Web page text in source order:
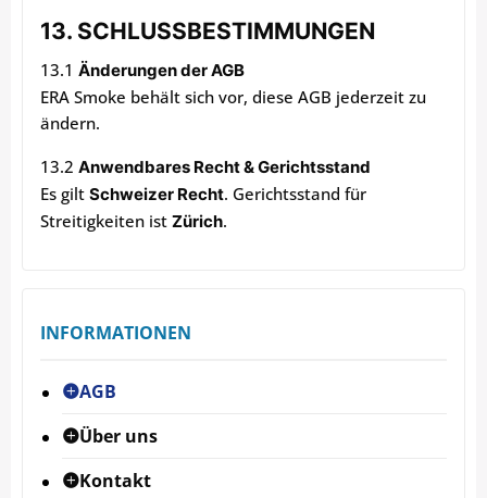
13. SCHLUSSBESTIMMUNGEN
13.1 Änderungen der AGB
ERA Smoke behält sich vor, diese AGB jederzeit zu
ändern.
13.2 Anwendbares Recht & Gerichtsstand
Es gilt Schweizer Recht. Gerichtsstand für
Streitigkeiten ist Zürich.
INFORMATIONEN
AGB
Über uns
Kontakt